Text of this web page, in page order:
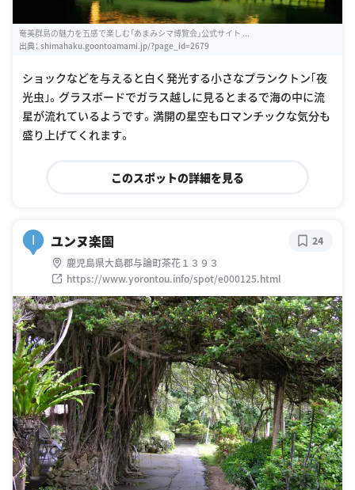
奄美群島の魅力を五感で楽しむ「あまみシマ博覧会」公式サイト ...
出典： shimahaku.goontoamami.jp/?page_id=2679
ショックなどを与えると白く発光する小さなプランクトン｢夜
光虫｣。グラスボードでガラス越しに見るとまるで海の中に流
星が流れているようです。満開の星空もロマンチックな気分も
盛り上げてくれます。
このスポットの詳細を見る
ユンヌ楽園
鹿児島県大島郡与論町茶花１３９３
https://www.yorontou.info/spot/e000125.html
24